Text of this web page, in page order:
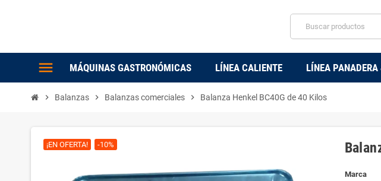
menu MÁQUINAS GASTRONÓMICAS LÍNEA CALIENTE LÍNEA
chevron_right Balanzas chevron_right Balanzas comerciales chevron_right Balanza Henkel BC40G de 40 Kilos
¡EN OFERTA! -10%
Marca